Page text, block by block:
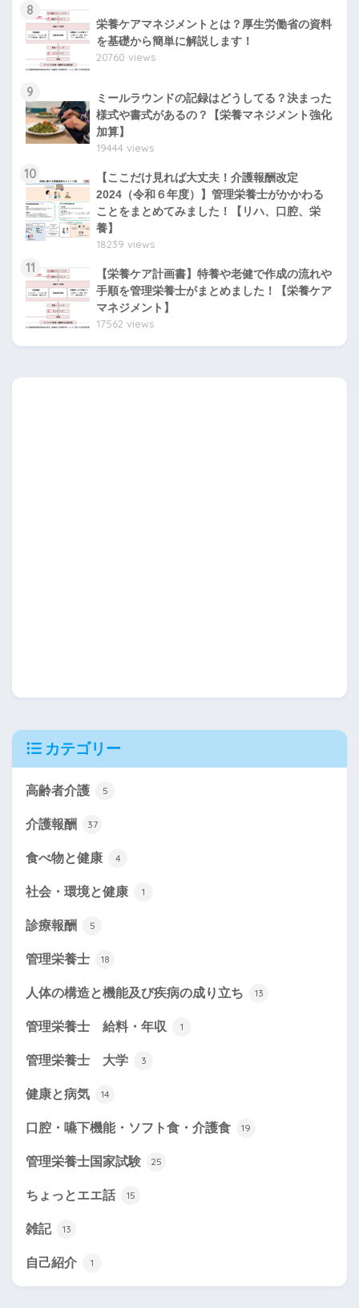
8
栄養ケアマネジメントとは？厚生労働省の資料
を基礎から簡単に解説します！
20760 views
9
ミールラウンドの記録はどうしてる？決まった
様式や書式があるの？【栄養マネジメント強化
加算】
19444 views
10
【ここだけ見れば大丈夫！介護報酬改定
2024（令和６年度）】管理栄養士がかかわる
ことをまとめてみました！【リハ、口腔、栄
養】
18239 views
11
【栄養ケア計画書】特養や老健で作成の流れや
手順を管理栄養士がまとめました！【栄養ケア
マネジメント】
17562 views
カテゴリー
高齢者介護 5
介護報酬 37
食べ物と健康 4
社会・環境と健康 1
診療報酬 5
管理栄養士 18
人体の構造と機能及び疾病の成り立ち 13
管理栄養士 給料・年収 1
管理栄養士 大学 3
健康と病気 14
口腔・嚥下機能・ソフト食・介護食 19
管理栄養士国家試験 25
ちょっとエエ話 15
雑記 13
自己紹介 1